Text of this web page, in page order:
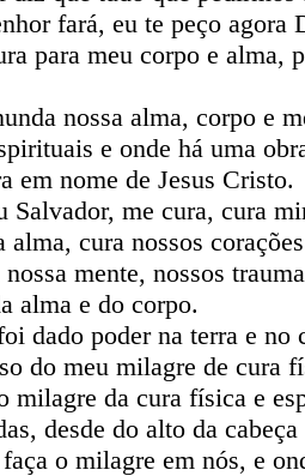
fará, eu te peço agora
para meu corpo e alma,
nossa alma, corpo e
e onde há uma
em nome de Jesus Cristo.
Salvador, me cura, cura
alma, cura nossos
mente, nossos
alma e do corpo.
dado poder na terra e no
do meu milagre de cura
milagre da cura física e
desde do alto da
o milagre em nós, e